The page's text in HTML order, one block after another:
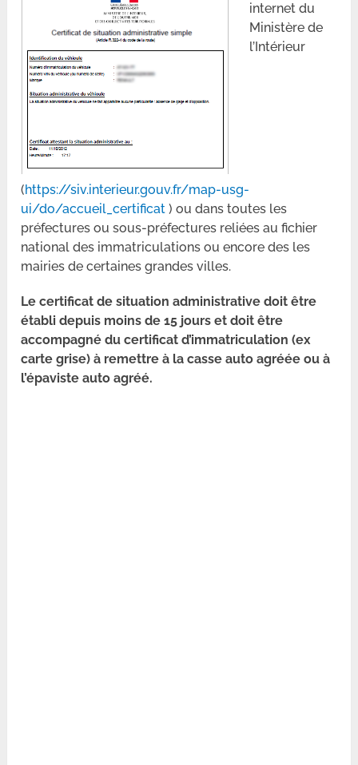
internet du
Ministère de
l’Intérieur
(https://siv.interieur.gouv.fr/map-usg-
ui/do/accueil_certificat ) ou dans toutes les
préfectures ou sous-préfectures reliées au fichier
national des immatriculations ou encore des les
mairies de certaines grandes villes.
Le certificat de situation administrative doit être
établi depuis moins de 15 jours et doit être
accompagné du certificat d’immatriculation (ex
carte grise) à remettre à la casse auto agréée ou à
l’épaviste auto agréé.